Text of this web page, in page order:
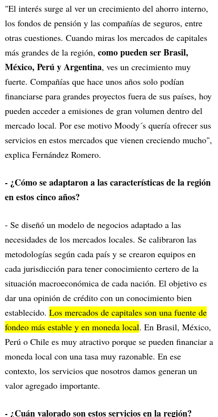
"El interés surge al ver un crecimiento del ahorro interno,
los fondos de pensión y las compañías de seguros, entre
otras cuestiones. Cuando miras los mercados de capitales
más grandes de la región, como pueden ser Brasil,
México, Perú y Argentina, ves un crecimiento muy
fuerte. Compañías que hace unos años solo podían
financiarse para grandes proyectos fuera de sus países, hoy
pueden acceder a emisiones de gran volumen dentro del
mercado local. Por ese motivo Moody´s quería ofrecer sus
servicios en estos mercados que vienen creciendo mucho",
explica Fernández Romero.
- ¿Cómo se adaptaron a las características de la región
en estos cinco años?
- Se diseñó un modelo de negocios adaptado a las
necesidades de los mercados locales. Se calibraron las
metodologías según cada país y se crearon equipos en
cada jurisdicción para tener conocimiento certero de la
situación macroeconómica de cada nación. El objetivo es
dar una opinión de crédito con un conocimiento bien
establecido. Los mercados de capitales son una fuente de
fondeo más estable y en moneda local. En Brasil, México,
Perú o Chile es muy atractivo porque se pueden financiar a
moneda local con una tasa muy razonable. En ese
contexto, los servicios que nosotros damos generan un
valor agregado importante.
- ¿Cuán valorado son estos servicios en la región?